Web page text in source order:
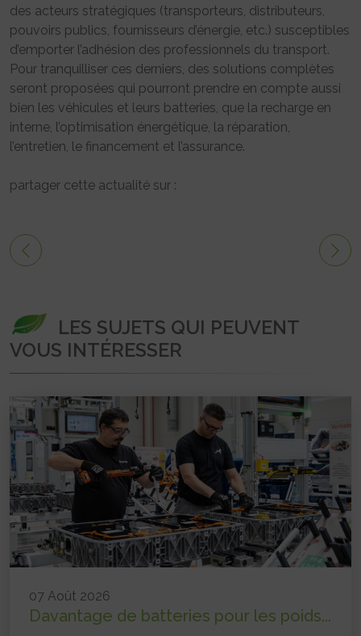
des acteurs stratégiques (transporteurs, distributeurs,
pouvoirs publics, fournisseurs d’énergie, etc.) susceptibles
d’emporter l’adhésion des professionnels du transport.
Pour tranquilliser ces derniers, des solutions complètes
seront proposées qui pourront prendre en compte aussi
bien les véhicules et leurs batteries, que la recharge en
interne, l’optimisation énergétique, la réparation,
l’entretien, le financement et l’assurance.
partager cette actualité sur :
LES SUJETS QUI PEUVENT
VOUS INTÉRESSER
07 Août 2026
Davantage de batteries pour les poids...